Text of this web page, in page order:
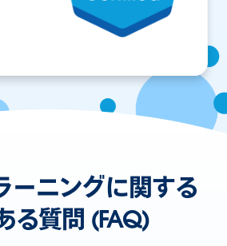
ーニングに関する
る質問 (FAQ)